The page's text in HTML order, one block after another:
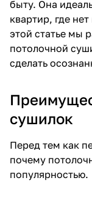
быту. Она
квартир, где
этой статье мы
потолочной
сделать
сушилок
Перед тем как
почему
популярностью.